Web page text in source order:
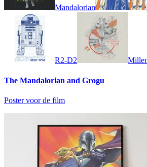
Mandalorian
R2-D2
The Mandalorian and Grogu
Poster voor de film